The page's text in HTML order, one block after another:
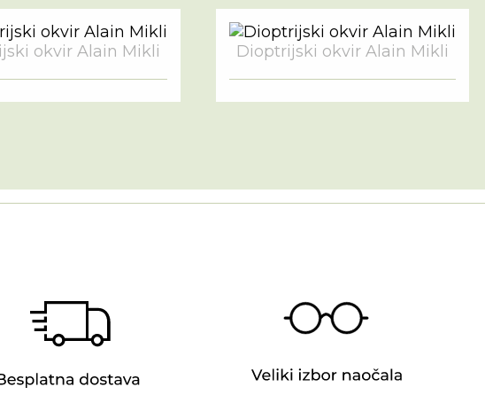
okvir Alain Mikli Dioptrijski okvir Alain Mikli